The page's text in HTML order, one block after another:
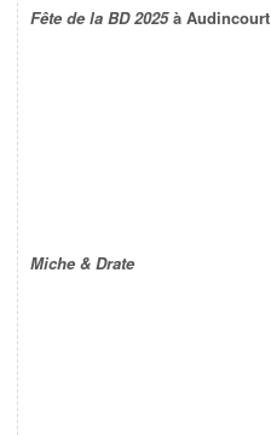
Fête de la BD 2025à Audincourt
Miche & Drate